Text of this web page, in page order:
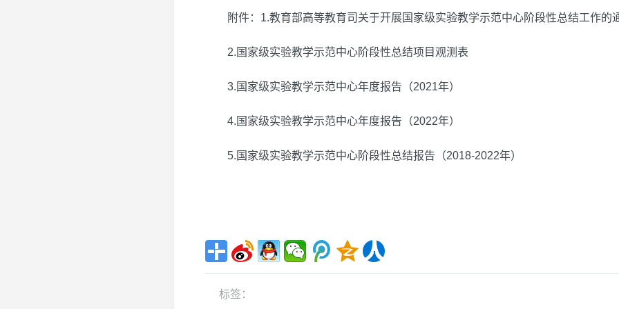
附件：1.教育部高等教育司关于开展国家级实验教学示范中心阶段性总结工作的
2.国家级实验教学示范中心阶段性总结项目观测表
3.国家级实验教学示范中心年度报告（2021年）
4.国家级实验教学示范中心年度报告（2022年）
5.国家级实验教学示范中心阶段性总结报告（2018-2022年）
标签：